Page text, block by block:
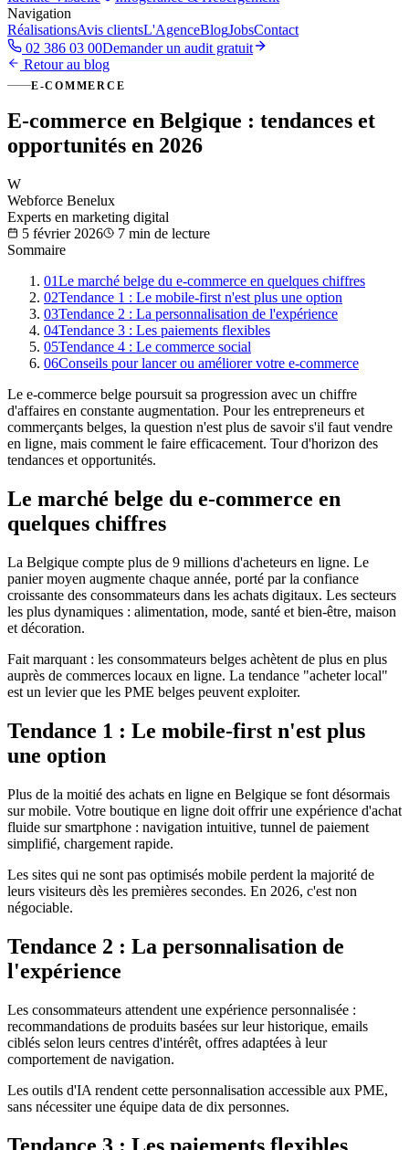
Navigation
RéalisationsAvis clientsL'AgenceBlogJobsContact
02 386 03 00Demander un audit gratuit
Retour au blog
E-COMMERCE
E-commerce en Belgique : tendances et
opportunités en 2026
W
Webforce Benelux
Experts en marketing digital
5 février 2026
7 min de lecture
Sommaire
01Le marché belge du e-commerce en quelques chiffres
02Tendance 1 : Le mobile-first n'est plus une option
03Tendance 2 : La personnalisation de l'expérience
04Tendance 3 : Les paiements flexibles
05Tendance 4 : Le commerce social
06Conseils pour lancer ou améliorer votre e-commerce
Le e-commerce belge poursuit sa progression avec un chiffre
d'affaires en constante augmentation. Pour les entrepreneurs et
commerçants belges, la question n'est plus de savoir s'il faut vendre
en ligne, mais comment le faire efficacement. Tour d'horizon des
tendances et opportunités.
Le marché belge du e-commerce en
quelques chiffres
La Belgique compte plus de 9 millions d'acheteurs en ligne. Le
panier moyen augmente chaque année, porté par la confiance
croissante des consommateurs dans les achats digitaux. Les secteurs
les plus dynamiques : alimentation, mode, santé et bien-être, maison
et décoration.
Fait marquant : les consommateurs belges achètent de plus en plus
auprès de commerces locaux en ligne. La tendance "acheter local"
est un levier que les PME belges peuvent exploiter.
Tendance 1 : Le mobile-first n'est plus
une option
Plus de la moitié des achats en ligne en Belgique se font désormais
sur mobile. Votre boutique en ligne doit offrir une expérience d'achat
fluide sur smartphone : navigation intuitive, tunnel de paiement
simplifié, chargement rapide.
Les sites qui ne sont pas optimisés mobile perdent la majorité de
leurs visiteurs dès les premières secondes. En 2026, c'est non
négociable.
Tendance 2 : La personnalisation de
l'expérience
Les consommateurs attendent une expérience personnalisée :
recommandations de produits basées sur leur historique, emails
ciblés selon leurs centres d'intérêt, offres adaptées à leur
comportement de navigation.
Les outils d'IA rendent cette personnalisation accessible aux PME,
sans nécessiter une équipe data de dix personnes.
Tendance 3 : Les paiements flexibles